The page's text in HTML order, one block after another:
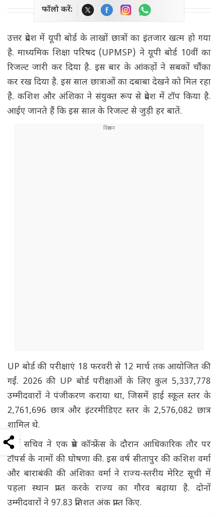
फॉलो करें:
उत्तर प्रदेश में यूपी बोर्ड के लाखों छात्रों का इंतजार खत्म हो गया
है. माध्यमिक शिक्षा परिषद (UPMSP) ने यूपी बोर्ड 10वीं का
रिजल्ट जारी कर दिया है. इस बार के आंकड़ों ने सबकों चौंका
कर रख दिया है. इस साल छात्राओं का दबाबा देखने को मिल रहा
है. कशिश और अंशिका ने संयुक्त रूप से प्रदेश में टॉप किया है.
आईए जानते हैं कि इस साल के रिजल्ट से जुड़ी हर बातें.
UP बोर्ड की परीक्षाएं 18 फरवरी से 12 मार्च तक आयोजित की
गईं. 2026 की UP बोर्ड परीक्षाओं के लिए कुल 5,337,778
उम्मीदवारों ने पंजीकरण कराया था, जिसमें हाई स्कूल स्तर के
2,761,696 छात्र और इंटरमीडिएट स्तर के 2,576,082 छात्र
शामिल थे.
बोर्ड सचिव ने एक प्रेस कॉन्फ्रेंस के दौरान आधिकारिक तौर पर
टॉपर्स के नामों की घोषणा की. इस वर्ष सीतापुर की कशिश वर्मा
और बाराबंकी की अंशिका वर्मा ने राज्य-स्तरीय मेरिट सूची में
पहला स्थान प्राप्त करके राज्य का गौरव बढ़ाया है. दोनों
उम्मीदवारों ने 97.83 प्रतिशत अंक प्राप्त किए.